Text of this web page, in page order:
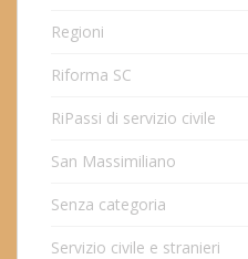
Regioni
Riforma SC
RiPassi di servizio civile
San Massimiliano
Senza categoria
Servizio civile e stranieri